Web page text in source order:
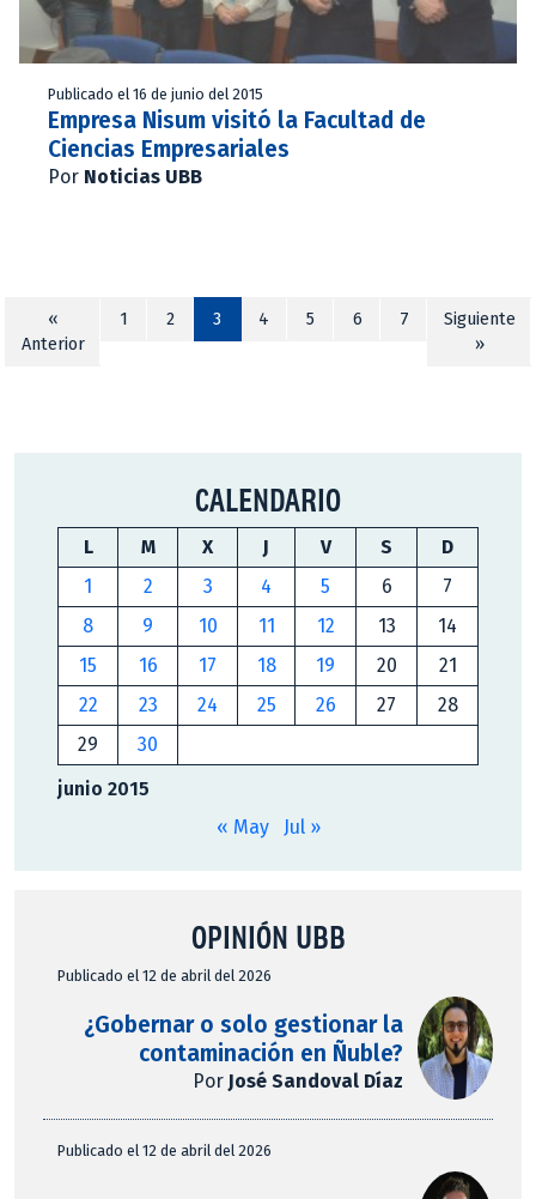
Publicado el 16 de junio del 2015
Empresa Nisum visitó la Facultad de
Ciencias Empresariales
Por Noticias UBB
«
Anterior
1 2 3 4 5 6 7
Siguiente
»
CALENDARIO
junio 2015
L M X J V S
D
1
2 3 4 5 6
7
8
9 10 11 12 13
14
15
16 17 18 19 20
21
22
23 24 25 26 27
28
29
30
« May Jul »
OPINIÓN UBB
Publicado el 12 de abril del 2026
¿Gobernar o solo gestionar la
contaminación en Ñuble?
Por José Sandoval Díaz
Publicado el 12 de abril del 2026